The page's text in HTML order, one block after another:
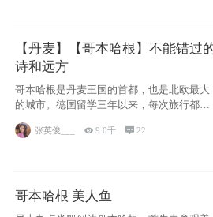
【丹麦】【哥本哈根】不能错过
诗和远方
哥本哈根是丹麦王国的首都，也是北欧最大
的城市。德国留学三年以来，每次旅行都是
张英俊___ 9.0千 22
哥本哈根 美人鱼